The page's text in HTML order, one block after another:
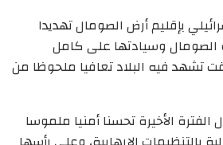
بإقليم أرض الصومال تهديدا
الصومال وسيادتها على كامل
تشهد فيه البلاد تعافيا ملحوظا من
الأخيرة تحسنا أمنيا ملموسا